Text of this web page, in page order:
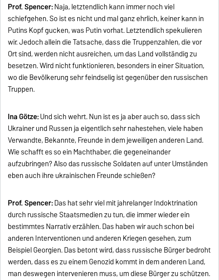
Prof. Spencer:Naja, letztendlich kann immer noch viel
schiefgehen. So ist es nicht und mal ganz ehrlich, keiner kann in
Putins Kopf gucken, was Putin vorhat. Letztendlich spekulieren
wir. Jedoch allein die Tatsache, dass die Truppenzahlen, die vor
Ort sind, werden nicht ausreichen, um das Land vollständig zu
besetzen. Wird nicht funktionieren, besonders in einer Situation,
wo die Bevölkerung sehr feindselig ist gegenüber den russischen
Truppen.
Ina Götze:Und sich wehrt. Nun ist es ja aber auch so, dass sich
Ukrainer und Russen ja eigentlich sehr nahestehen, viele haben
Verwandte, Bekannte, Freunde in dem jeweiligen anderen Land.
Wie schafft es so ein Machthaber, die gegeneinander
aufzubringen? Also das russische Soldaten auf unter Umständen
eben auch ihre ukrainischen Freunde schießen?
Prof. Spencer:Das hat sehr viel mit jahrelanger Indoktrination
durch russische Staatsmedien zu tun, die immer wieder ein
bestimmtes Narrativ erzählen. Das haben wir auch schon bei
anderen Interventionen und anderen Kriegen gesehen, zum
Beispiel Georgien. Das betont wird, dass russische Bürger bedroht
werden, dass es zu einem Genozid kommt in dem anderen Land,
man deswegen intervenieren muss, um diese Bürger zu schützen.